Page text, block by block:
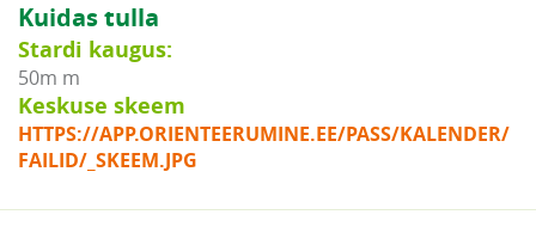
Kuidas tulla
Stardi kaugus:
50m m
Keskuse skeem
HTTPS://APP.ORIENTEERUMINE.EE/PASS/KALENDER/
FAILID/_SKEEM.JPG